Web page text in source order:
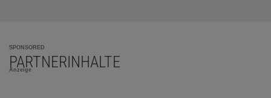
SPONSORED
PARTNERINHALTE
Anzeige